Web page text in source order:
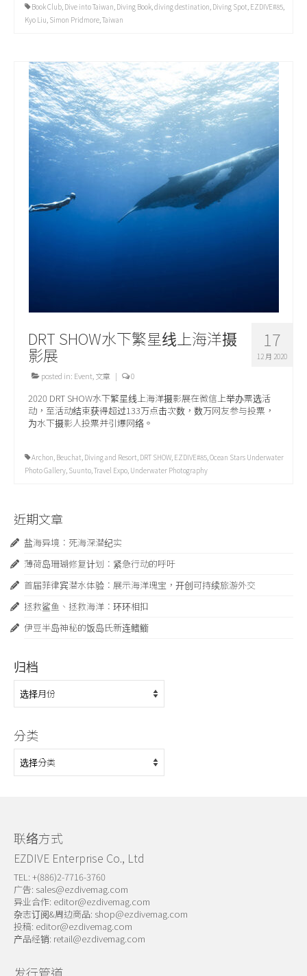
Book Club Dive into Taiwan Diving Book diving destination Diving Spot EZDIVE#85
Kyo Liu Simon Pridmore Taiwan
17
12 月 2020
DRT SHOW水下繁星线上海洋摄
影展
posted in: Event 文章 | 0
2020 DRT SHOW水下繁星线上海洋摄影展在微信上举办票选活
动，至活动结束获得超过133万点击次数，数万网友参与投票，
为水下摄影人投票并引爆网络。
Archon Beuchat Diving and Resort DRT SHOW EZDIVE#85 Ocean Stars Underwater
Photo Gallery Suunto Travel Expo Underwater Photography
近期文章
盐海异境：死海深潜纪实
薄荷岛珊瑚修复计划：紧急行动的呼吁
首届菲律宾潜水体验：展示海洋瑰宝，开创可持续旅游外交
拯救鲨鱼、拯救海洋：环环相扣
伊豆半岛神秘的饭岛氏新连鳍䲗
归档
归
档
分类
分
类
联络方式
EZDIVE Enterprise Co., Ltd
TEL: +(886)2-7716-3760
广告: sales@ezdivemag.com
异业合作: editor@ezdivemag.com
杂志订阅&周边商品: shop@ezdivemag.com
投稿: editor@ezdivemag.com
产品经销: retail@ezdivemag.com